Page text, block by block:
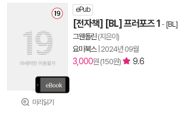
미리읽기
ePub
[전자책] [BL] 프러포즈 1 - [BL]
그웬돌린 (지은이)
요미북스| 2024년 09월
3,000원 (150원) 9.6